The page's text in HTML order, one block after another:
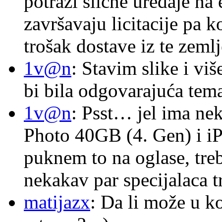
završavaju licitacije pa
trošak dostave iz te
1v@n: Stavim slike i
bi bila odgovarajuća
1v@n: Psst… jel ima
Photo 40GB (4. Gen) i
puknem to na oglase,
nekakav par
matijazx: Da li može u